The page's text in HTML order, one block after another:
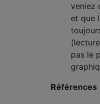
veniez
et que
pas le
Références